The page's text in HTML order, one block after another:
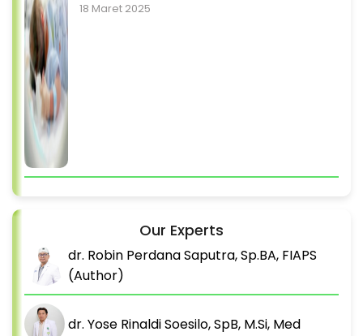
18 Maret 2025
Our Experts
dr. Robin Perdana Saputra, Sp.BA, FIAPS
(Author)
dr. Yose Rinaldi Soesilo, SpB, M.Si, Med